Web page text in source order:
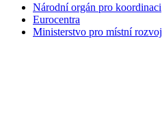
Národní orgán pro koordinaci
Eurocentra
Ministerstvo pro místní rozvoj